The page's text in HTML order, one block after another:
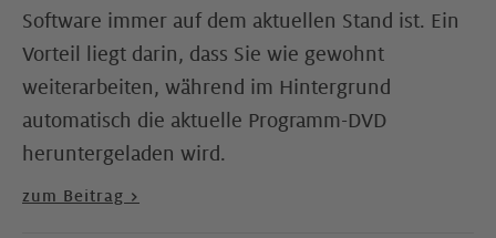
Software immer auf dem aktuellen Stand ist. Ein
Vorteil liegt darin, dass Sie wie gewohnt
weiterarbeiten, während im Hintergrund
automatisch die aktuelle Programm-DVD
heruntergeladen wird.
zum Beitrag >